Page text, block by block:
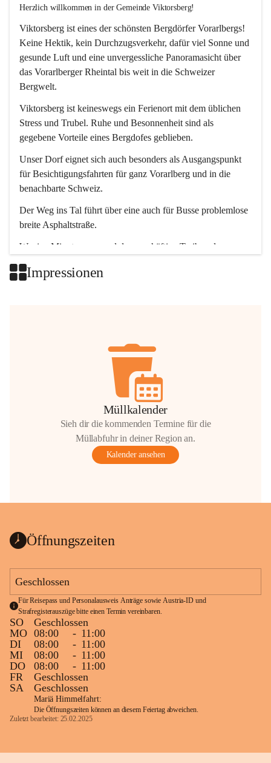
Herzlich willkommen in der Gemeinde Viktorsberg!
Viktorsberg ist eines der schönsten Bergdörfer Vorarlbergs!
Keine Hektik, kein Durchzugsverkehr, dafür viel Sonne und
gesunde Luft und eine unvergessliche Panoramasicht über
das Vorarlberger Rheintal bis weit in die Schweizer
Bergwelt.
Viktorsberg ist keineswegs ein Ferienort mit dem üblichen
Stress und Trubel. Ruhe und Besonnenheit sind als
gegebene Vorteile eines Bergdofes geblieben.
Unser Dorf eignet sich auch besonders als Ausgangspunkt
für Besichtigungsfahrten für ganz Vorarlberg und in die
benachbarte Schweiz.
Der Weg ins Tal führt über eine auch für Busse problemlose
breite Asphaltstraße.
Wenige Minuten nur, und das geschäftige Treiben der
Impressionen
Müllkalender
Sieh dir die kommenden Termine für die
Müllabfuhr in deiner Region an.
Kalender ansehen
Öffnungszeiten
Geschlossen
Für Reisepass und Personalausweis Anträge sowie Austria-ID und
Strafregisterauszüge bitte einen Termin vereinbaren.
SO
Geschlossen
MO 08:00 - 11:00
DI
08:00 - 11:00
MI
08:00 - 11:00
DO
08:00 - 11:00
FR
Geschlossen
SA
Geschlossen
Mariä Himmelfahrt:
Die Öffnungszeiten können an diesem Feiertag abweichen.
Zuletzt bearbeitet: 25.02.2025